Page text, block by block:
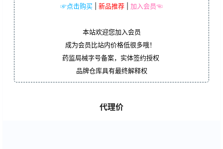
☞点击购买 新品推荐 加入会员☜
本站欢迎您加入会员
成为会员比站内价格低很多哦！
药监局械字号备案，实体签约授权
品牌仓库具有最终解释权
代理价